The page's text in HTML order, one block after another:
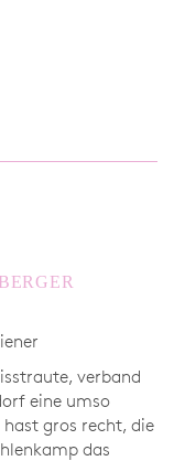
verband
eine umso
hast gros recht, die
das